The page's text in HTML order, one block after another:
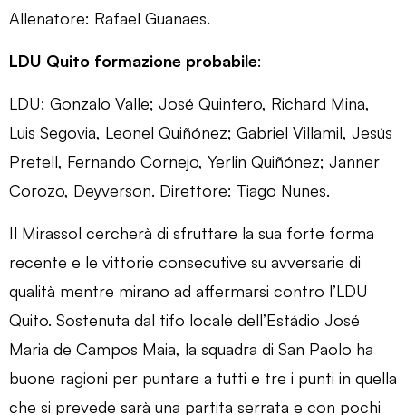
Allenatore: Rafael Guanaes.
LDU Quito formazione probabile:
LDU: Gonzalo Valle; José Quintero, Richard Mina,
Luis Segovia, Leonel Quiñónez; Gabriel Villamil, Jesús
Pretell, Fernando Cornejo, Yerlin Quiñónez; Janner
Corozo, Deyverson. Direttore: Tiago Nunes.
Il Mirassol cercherà di sfruttare la sua forte forma
recente e le vittorie consecutive su avversarie di
qualità mentre mirano ad affermarsi contro l’LDU
Quito. Sostenuta dal tifo locale dell’Estádio José
Maria de Campos Maia, la squadra di San Paolo ha
buone ragioni per puntare a tutti e tre i punti in quella
che si prevede sarà una partita serrata e con pochi